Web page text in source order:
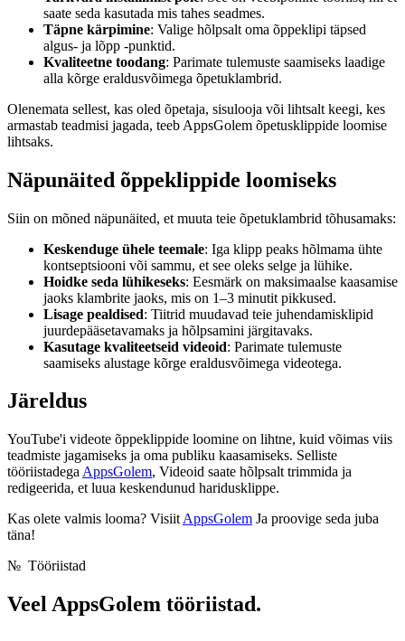
saate seda kasutada mis tahes seadmes.
Täpne kärpimine: Valige hõlpsalt oma õppeklipi täpsed
algus- ja lõpp -punktid.
Kvaliteetne toodang: Parimate tulemuste saamiseks laadige
alla kõrge eraldusvõimega õpetuklambrid.
Olenemata sellest, kas oled õpetaja, sisulooja või lihtsalt keegi, kes
armastab teadmisi jagada, teeb AppsGolem õpetusklippide loomise
lihtsaks.
Näpunäited õppeklippide loomiseks
Siin on mõned näpunäited, et muuta teie õpetuklambrid tõhusamaks:
Keskenduge ühele teemale: Iga klipp peaks hõlmama ühte
kontseptsiooni või sammu, et see oleks selge ja lühike.
Hoidke seda lühikeseks: Eesmärk on maksimaalse kaasamise
jaoks klambrite jaoks, mis on 1–3 minutit pikkused.
Lisage pealdised: Tiitrid muudavad teie juhendamisklipid
juurdepääsetavamaks ja hõlpsamini järgitavaks.
Kasutage kvaliteetseid videoid: Parimate tulemuste
saamiseks alustage kõrge eraldusvõimega videotega.
Järeldus
YouTube'i videote õppeklippide loomine on lihtne, kuid võimas viis
teadmiste jagamiseks ja oma publiku kaasamiseks. Selliste
tööriistadega AppsGolem, Videoid saate hõlpsalt trimmida ja
redigeerida, et luua keskendunud haridusklippe.
Kas olete valmis looma? Visiit AppsGolem Ja proovige seda juba
täna!
№ Tööriistad
VeelAppsGolem tööriistad.